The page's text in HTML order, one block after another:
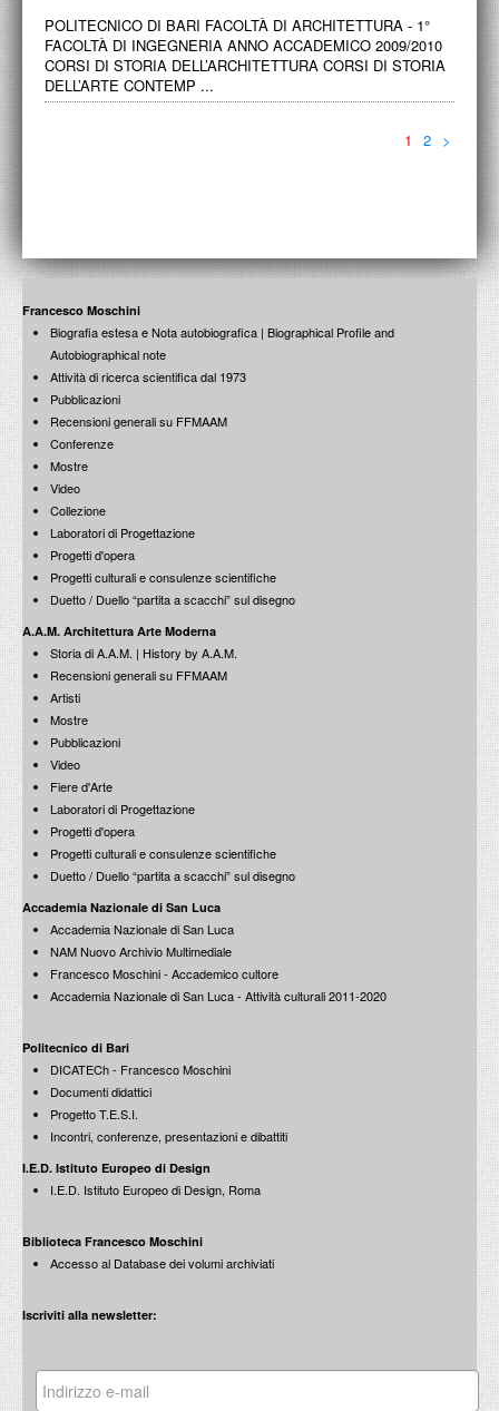
POLITECNICO DI BARI FACOLTÀ DI ARCHITETTURA - 1°
FACOLTÀ DI INGEGNERIA ANNO ACCADEMICO 2009/2010
CORSI DI STORIA DELL’ARCHITETTURA CORSI DI STORIA
DELL’ARTE CONTEMP ...
1 2 >
Francesco Moschini
Biografia estesa e Nota autobiografica | Biographical Profile and
Autobiographical note
Attività di ricerca scientifica dal 1973
Pubblicazioni
Recensioni generali su FFMAAM
Conferenze
Mostre
Video
Collezione
Laboratori di Progettazione
Progetti d'opera
Progetti culturali e consulenze scientifiche
Duetto / Duello “partita a scacchi” sul disegno
A.A.M. Architettura Arte Moderna
Storia di A.A.M. | History by A.A.M.
Recensioni generali su FFMAAM
Artisti
Mostre
Pubblicazioni
Video
Fiere d'Arte
Laboratori di Progettazione
Progetti d'opera
Progetti culturali e consulenze scientifiche
Duetto / Duello “partita a scacchi” sul disegno
Accademia Nazionale di San Luca
Accademia Nazionale di San Luca
NAM Nuovo Archivio Multimediale
Francesco Moschini - Accademico cultore
Accademia Nazionale di San Luca - Attività culturali 2011-2020
Politecnico di Bari
DICATECh - Francesco Moschini
Documenti didattici
Progetto T.E.S.I.
Incontri, conferenze, presentazioni e dibattiti
I.E.D. Istituto Europeo di Design
I.E.D. Istituto Europeo di Design, Roma
Biblioteca Francesco Moschini
Accesso al Database dei volumi archiviati
Iscriviti alla newsletter: